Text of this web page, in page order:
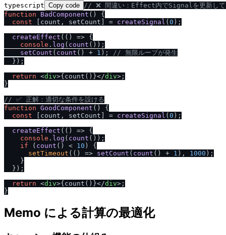
typescript Copy code // ❌ 間違い：Effect内でSignalを更新して
function
BadComponent ( ) {
const [count, setCount] = createSignal ( 0 );
createEffect ( () => {
console . log ( count ());
setCount ( count () + 1 ); // 無限ループが発生
  });
return <div>{count()}</div> ;
}
// ✅ 正解：適切な条件を設ける
function GoodComponent ( ) {
const [count, setCount] = createSignal ( 0 );
createEffect ( () => {
console . log ( count ());
if ( count () < 10 ) {
setTimeout ( () => setCount ( count () + 1 ), 1000 );
    }
  });
return <div>{count()}</div> ;
Memo による計算の最適化